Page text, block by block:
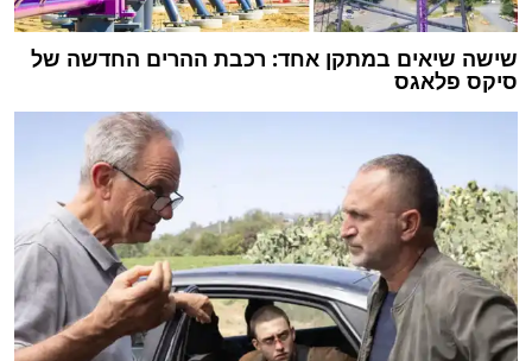
שישה שיאים במתקן אחד: רכבת ההרים החדשה של
סיקס פלאגס